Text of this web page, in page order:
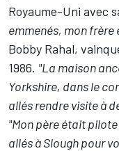
Royaume-Uni avec
emmenés, mon frère
Bobby Rahal,
1986. "La maison
Yorkshire, dans le
allés rendre visite à
"Mon père était
allés à Slough pour